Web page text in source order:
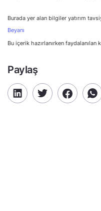
Burada yer alan bilgiler yatırım
Beyanı
Bu içerik hazırlanırken faydalanılan
Paylaş